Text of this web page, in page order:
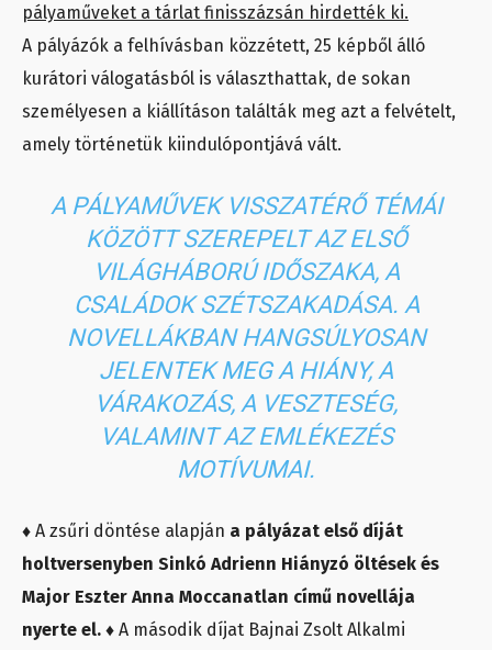
pályaműveket a tárlat finisszázsán hirdették ki.
A pályázók a felhívásban közzétett, 25 képből álló
kurátori válogatásból is választhattak, de sokan
személyesen a kiállításon találták meg azt a felvételt,
amely történetük kiindulópontjává vált.
A PÁLYAMŰVEK VISSZATÉRŐ TÉMÁI
KÖZÖTT SZEREPELT AZ ELSŐ
VILÁGHÁBORÚ IDŐSZAKA, A
CSALÁDOK SZÉTSZAKADÁSA. A
NOVELLÁKBAN HANGSÚLYOSAN
JELENTEK MEG A HIÁNY, A
VÁRAKOZÁS, A VESZTESÉG,
VALAMINT AZ EMLÉKEZÉS
MOTÍVUMAI.
♦ A zsűri döntése alapján a pályázat első díját
holtversenyben Sinkó Adrienn Hiányzó öltések és
Major Eszter Anna Moccanatlan című novellája
nyerte el. ♦ A második díjat Bajnai Zsolt Alkalmi